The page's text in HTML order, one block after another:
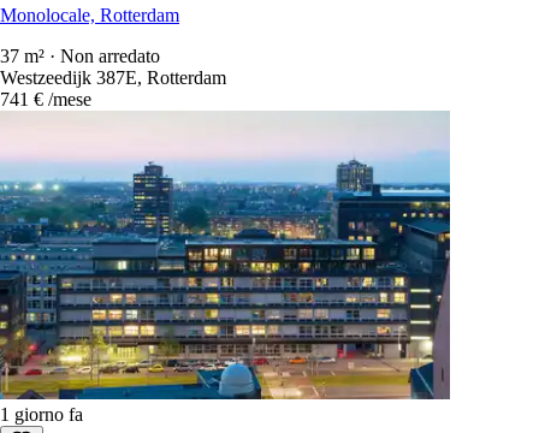
Monolocale, Rotterdam
37 m² · Non arredato
Westzeedijk 387E, Rotterdam
741 € /mese
1 giorno fa